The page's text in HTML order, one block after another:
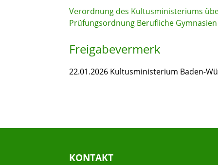
Verordnung des Kultusministeriums
Prüfungsordnung Berufliche Gymnasien
Freigabevermerk
22.01.2026 Kultusministerium Baden-
KONTAKT